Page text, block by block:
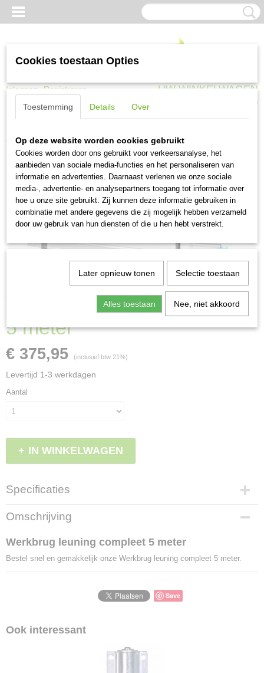
Inloggen Registreren UW WINKELWAGEN
(0)
Werkbrug leuning compleet 5 meter
Werkbrug leuning compleet
5 meter
€ 375,95 (inclusief btw 21%)
Levertijd 1-3 werkdagen
Aantal
IN WINKELWAGEN
Specificaties
Productcode
LBS - MW5L
EAN code
8718781561499
Omschrijving
Werkbrug leuning compleet 5 meter
Bestel snel en gemakkelijk onze Werkbrug leuning compleet 5 meter.
Save
Ook interessant
Cookies toestaan Opties
Toestemming Details Over
Op deze website worden cookies gebruikt
Cookies worden door ons gebruikt voor verkeersanalyse, het
aanbieden van sociale media-functies en het personaliseren van
informatie en advertenties. Daarnaast verlenen we onze sociale
media-, advertentie- en analysepartners toegang tot informatie over
hoe u onze site gebruikt. Zij kunnen deze informatie gebruiken in
combinatie met andere gegevens die zij mogelijk hebben verzameld
door uw gebruik van hun diensten of die u hen hebt verstrekt.
Later opnieuw tonen Selectie toestaan
Alles toestaan Nee, niet akkoord